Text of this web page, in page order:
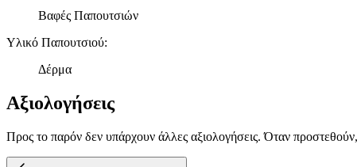
Βαφές Παπουτσιών
Υλικό Παπουτσιού:
Δέρμα
Αξιολογήσεις
Προς το παρόν δεν υπάρχουν άλλες αξιολογήσεις. Όταν